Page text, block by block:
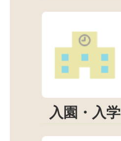
入園・入学